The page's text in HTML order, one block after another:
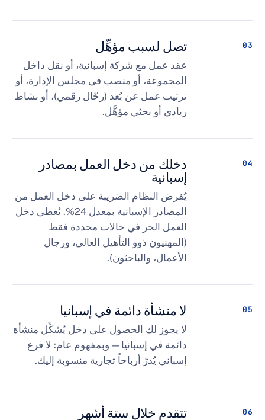
تصل لسبب مؤهِّل
عقد عمل مع شركة إسبانية، أو نقل داخل
المجموعة، أو منصب في مجلس الإدارة، أو
ترتيب عمل عن بُعد (رحّال رقمي)، أو نشاط
ريادي أو بحثي مؤهَّل.
دخلك من دخل العمل بمصادر
يُفرض النظام الضريبة على دخل العمل من
المصادر الإسبانية بمعدل 24%. يُغطى دخل
العمل الحر في حالات محددة فقط
(المهنيون ذوو التأهيل العالي، ورجال
الأعمال، والباحثون).
لا منشأة دائمة في إسبانيا
لا يجوز لك الحصول على دخل يُشكِّل منشأة
دائمة في إسبانيا — وبمفهوم عام: لا فرع
إسباني يُدرّ أرباحاً تجارية منسوبة إليك.
تتقدم خلال ستة أشهر